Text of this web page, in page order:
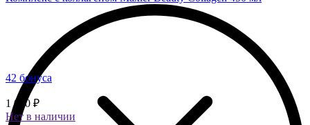
42 бонуса
1 050 ₽
Нет в наличии